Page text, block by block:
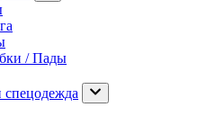
/ Пады
спецодежда